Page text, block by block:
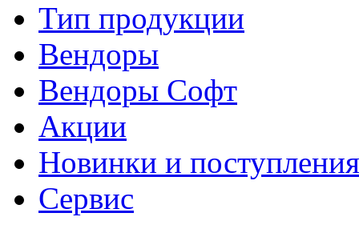
Тип продукции
Вендоры
Вендоры Софт
Акции
Новинки и поступления
Сервис